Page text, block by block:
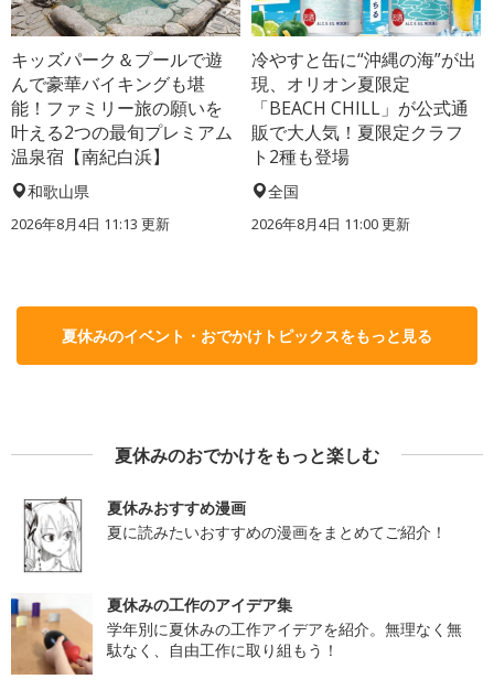
キッズパーク＆プールで遊
んで豪華バイキングも堪
能！ファミリー旅の願いを
叶える2つの最旬プレミアム
温泉宿【南紀白浜】
和歌山県
2026年8月4日 11:13 更新
冷やすと缶に“沖縄の海”が出
現、オリオン夏限定
「BEACH CHILL」が公式通
販で大人気！夏限定クラフ
ト2種も登場
全国
2026年8月4日 11:00更新
夏休みのイベント・おでかけトピックスをもっと見る
夏休みのおでかけをもっと楽しむ
夏休みおすすめ漫画
夏に読みたいおすすめの漫画をまとめてご紹介！
夏休みの工作のアイデア集
学年別に夏休みの工作アイデアを紹介。無理なく無
駄なく、自由工作に取り組もう！